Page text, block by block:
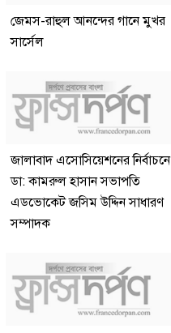
জেমস-রাহুল আনন্দের গানে মুখর
সার্সেল
জালাবাদ এসোসিয়েশনের নির্বাচনে
ডা: কামরুল হাসান সভাপতি
এডভোকেট জসিম উদ্দিন সাধারণ
সম্পাদক